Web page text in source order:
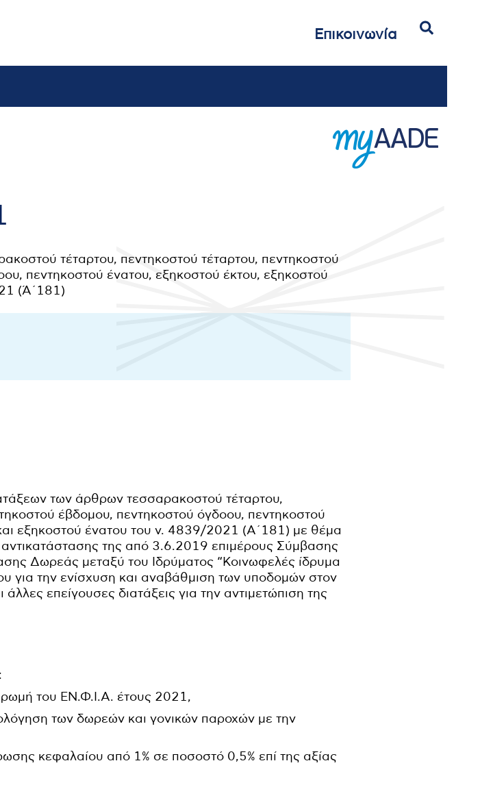
Επικοινωνία
τέταρτου, πεντηκοστού τέταρτου, πεντηκοστού
πεντηκοστού ένατου, εξηκοστού έκτου, εξηκοστού
(Ά΄181)
των άρθρων τεσσαρακοστού τέταρτου,
έβδομου, πεντηκοστού όγδοου, πεντηκοστού
εξηκοστού ένατου του ν. 4839/2021 (Α΄181) με θέμα
της από 3.6.2019 επιμέρους Σύμβασης
Δωρεάς μεταξύ του Ιδρύματος “Κοινωφελές ίδρυμα
για την ενίσχυση και αναβάθμιση των υποδομών στον
επείγουσες διατάξεις για την αντιμετώπιση της
του ΕΝ.Φ.Ι.Α. έτους 2021,
των δωρεών και γονικών παροχών με την
κεφαλαίου από 1% σε ποσοστό 0,5% επί της αξίας